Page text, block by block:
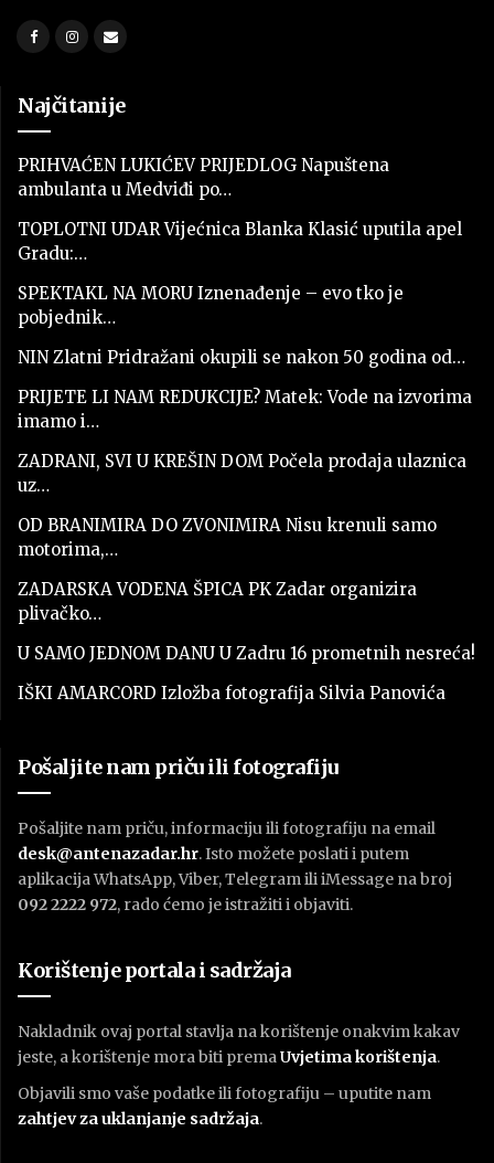
Najčitanije
PRIHVAĆEN LUKIĆEV PRIJEDLOG Napuštena
ambulanta u Medviđi po…
TOPLOTNI UDAR Vijećnica Blanka Klasić uputila apel
Gradu:…
SPEKTAKL NA MORU Iznenađenje – evo tko je
pobjednik…
NIN Zlatni Pridražani okupili se nakon 50 godina od…
PRIJETE LI NAM REDUKCIJE? Matek: Vode na izvorima
imamo i…
ZADRANI, SVI U KREŠIN DOM Počela prodaja ulaznica
uz…
OD BRANIMIRA DO ZVONIMIRA Nisu krenuli samo
motorima,…
ZADARSKA VODENA ŠPICA PK Zadar organizira
plivačko…
U SAMO JEDNOM DANU U Zadru 16 prometnih nesreća!
IŠKI AMARCORD Izložba fotografija Silvia Panovića
Pošaljite nam priču ili fotografiju
Pošaljite nam priču, informaciju ili fotografiju na email
desk@antenazadar.hr. Isto možete poslati i putem
aplikacija WhatsApp, Viber, Telegram ili iMessage na broj
092 2222 972, rado ćemo je istražiti i objaviti.
Korištenje portala i sadržaja
Nakladnik ovaj portal stavlja na korištenje onakvim kakav
jeste, a korištenje mora biti premaUvjetima korištenja.
Objavili smo vaše podatke ili fotografiju – uputite nam
zahtjev za uklanjanje sadržaja.